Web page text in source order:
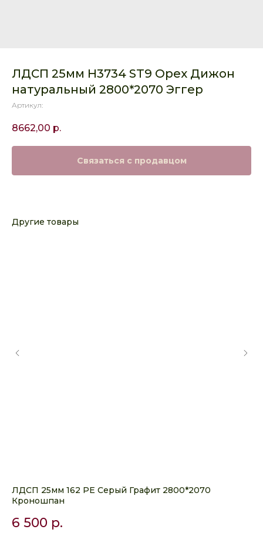
ЛДСП 25мм H3734 ST9 Орех Дижон
натуральный 2800*2070 Эггер
Артикул:
8662,00 р.
Связаться с продавцом
Другие товары
ЛДСП 25мм 162 PE Серый Графит 2800*2070
Кроношпан
6 500 р.